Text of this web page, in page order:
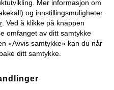
oss på
Cookie-innstillinger
Mer informasjon om
og innstillingsmuligheter
. Ved å klikke på knappen
omfanget av ditt samtykke
«Avvis samtykke» kan du når
ditt samtykke.